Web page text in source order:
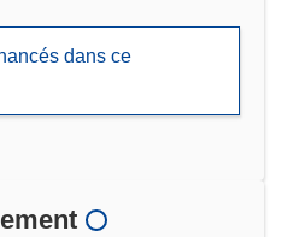
dans ce